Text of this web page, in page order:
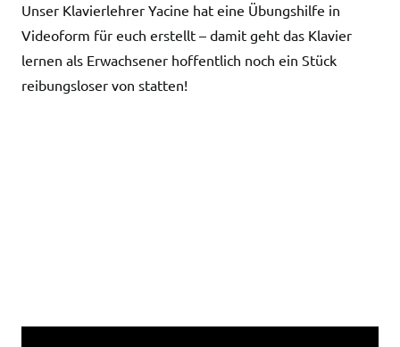
Unser Klavierlehrer Yacine hat eine Übungshilfe in
Videoform für euch erstellt – damit geht das Klavier
lernen als Erwachsener hoffentlich noch ein Stück
reibungsloser von statten!